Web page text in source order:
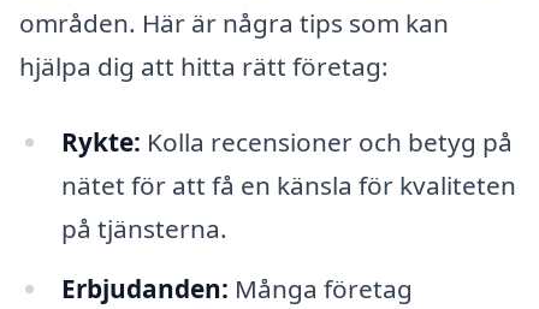
områden. Här är några tips som kan
hjälpa dig att hitta rätt företag:
Rykte: Kolla recensioner och betyg på
nätet för att få en känsla för kvaliteten
på tjänsterna.
Erbjudanden: Många företag